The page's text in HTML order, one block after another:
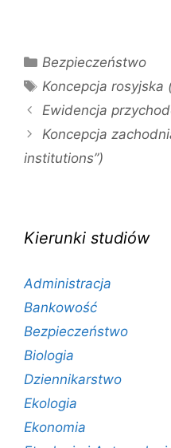
Kategorie
Bezpieczeństwo
Tagi
Koncepcja rosyjska
Ewidencja
Koncepcja
institutions”)
Kierunki studiów
Administracja
Bankowość
Bezpieczeństwo
Biologia
Dziennikarstwo
Ekologia
Ekonomia